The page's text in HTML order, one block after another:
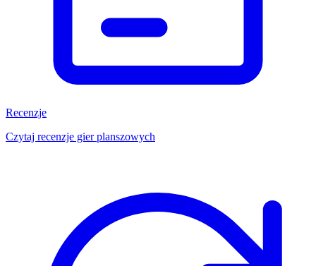
Recenzje
Czytaj recenzje gier planszowych